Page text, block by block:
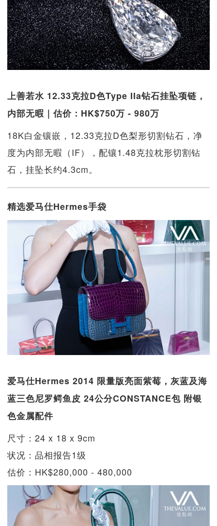
上善若水 12.33克拉D色Type IIa钻石挂坠项链，
内部无暇｜估价：HK$750万 - 980万
18K白金镶嵌，12.33克拉D色梨形切割钻石，净
度为内部无暇（IF），配镶1.48克拉枕形切割钻
石，挂坠长约4.3cm。
精选爱马仕Hermes手袋
爱马仕Hermes 2014 限量版亮面紫莓，灰蓝及海
蓝三色尼罗鳄鱼皮 24公分CONSTANCE包 附银
色金属配件
尺寸：24 x 18 x 9cm
状况：品相报告1级
估价：HK$280,000 - 480,000